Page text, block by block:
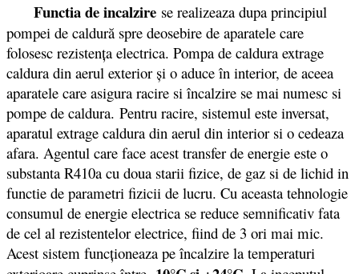
Functia de incalzire se realizeaza dupa principiul
pompei de caldură spre deosebire de aparatele care
folosesc rezistenţa electrica. Pompa de caldura extrage
caldura din aerul exterior şi o aduce în interior, de aceea
aparatele care asigura racire si încalzire se mai numesc si
pompe de caldura. Pentru racire, sistemul este inversat,
aparatul extrage caldura din aerul din interior si o cedeaza
afara. Agentul care face acest transfer de energie este o
substanta R410a cu doua starii fizice, de gaz si de lichid in
functie de parametri fizicii de lucru. Cu aceasta tehnologie
consumul de energie electrica se reduce semnificativ fata
de cel al rezistentelor electrice, fiind de 3 ori mai mic.
Acest sistem funcționeaza pe încalzire la temperaturi